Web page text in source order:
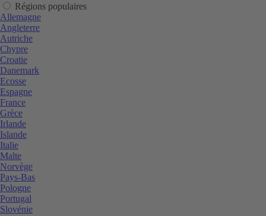
Régions populaires
Allemagne
Angleterre
Autriche
Chypre
Croatie
Danemark
Ecosse
Espagne
France
Grèce
Irlande
Islande
Italie
Malte
Norvège
Pays-Bas
Pologne
Portugal
Slovénie